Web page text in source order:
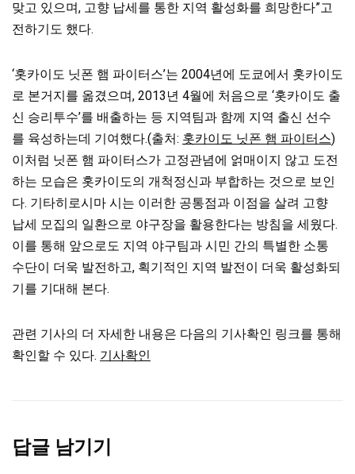
맞고 있으며, 고향 납세를 통한 지역 활성화를 희망한다”고
전하기도 했다.
‘홋카이도 닛폰 햄 파이터스’는 2004년에 도쿄에서 홋카이도
로 본거지를 옮겼으며, 2013년 4월에 처음으로 ‘홋카이도 출
신 승리투수’를 배출하는 등 지역팀과 함께 지역 출신 선수
를 육성하는데 기여했다.(출처: 홋카이도 닛폰 햄 파이터스)
이처럼 닛폰 햄 파이터스가 고정관념에 얽매이지 않고 도전
하는 모습은 홋카이도의 개척정신과 부합하는 것으로 보인
다. 기타히로시마 시는 이러한 공통점과 이점을 살려 고향
납세 모집의 일환으로 야구장을 활용한다는 방침을 세웠다.
이를 통해 앞으로도 지역 야구팀과 시민 간의 특별한 소통
수단이 더욱 발전하고, 획기적인 지역 발전이 더욱 활성화되
기를 기대해 본다.
관련 기사의 더 자세한 내용은 다음의 기사확인 링크를 통해
확인할 수 있다. 기사확인
답글 남기기